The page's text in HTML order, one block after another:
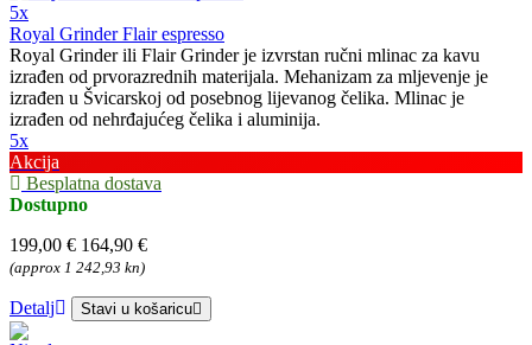
5x
Royal Grinder Flair espresso
Royal Grinder ili Flair Grinder je izvrstan ručni mlinac za kavu
izrađen od prvorazrednih materijala. Mehanizam za mljevenje je
izrađen u Švicarskoj od posebnog lijevanog čelika. Mlinac je
izrađen od nehrđajućeg čelika i aluminija.
5x
Akcija
Besplatna dostava
Dostupno
199,00 € 164,90 €
(approx 1 242,93 kn)
Detalj Stavi u košaricu